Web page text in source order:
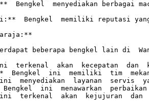
Bengkel  menyediakan berbagai
Bengkel  memiliki reputasi
beberapa bengkel lain di
terkenal  akan  kecepatan
Bengkel  ini  memiliki  tim
menyediakan  layanan  servis
ini  menawarkan
terkenal  akan  kejujuran  dan